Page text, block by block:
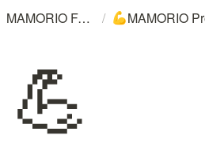
MAMORIO FAQ / 💪
💪